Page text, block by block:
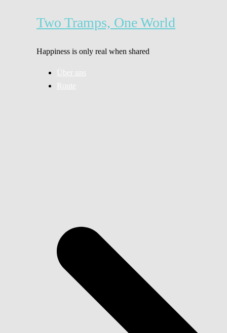
Two Tramps, One World
Happiness is only real when shared
Über uns
Route